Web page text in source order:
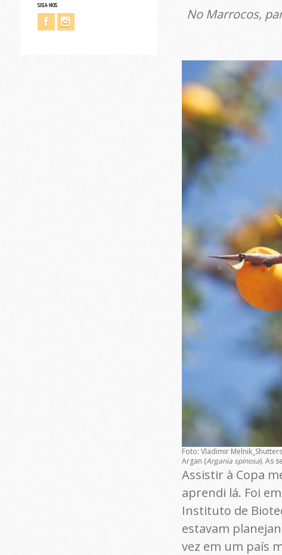
SIGA-NOS
No Marrocos,
Foto: Vladimir
Argan (Argania spinosa). As
Assistir à Copa
aprendi lá. Foi
Instituto de
estavam
vez em um país